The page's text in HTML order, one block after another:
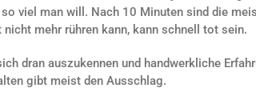
viel man will. Nach 10 Minuten sind die
mehr rühren kann, kann schnell tot sein.
dran auszukennen und handwerkliche
gibt meist den Ausschlag.